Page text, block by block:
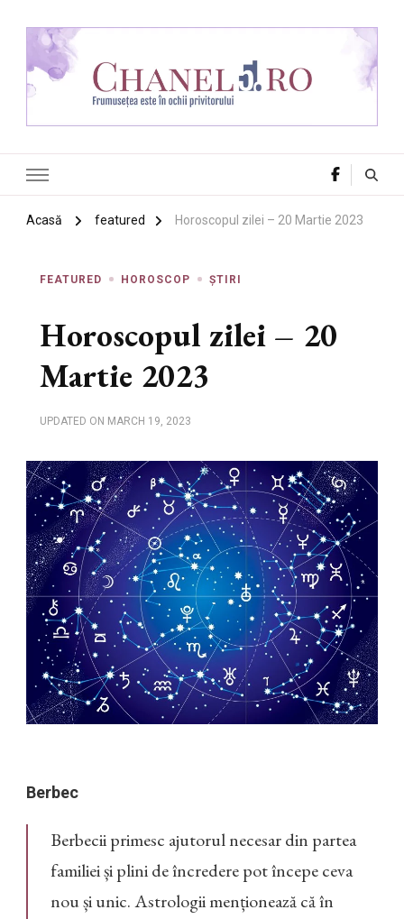
Acasă featured Horoscopul zilei – 20 Martie 2023
FEATURED HOROSCOP ȘTIRI
Horoscopul zilei – 20
Martie 2023
UPDATED ON MARCH 19, 2023
Berbec
Berbecii primesc ajutorul necesar din partea
familiei și plini de încredere pot începe ceva
nou și unic. Astrologii menționează că în